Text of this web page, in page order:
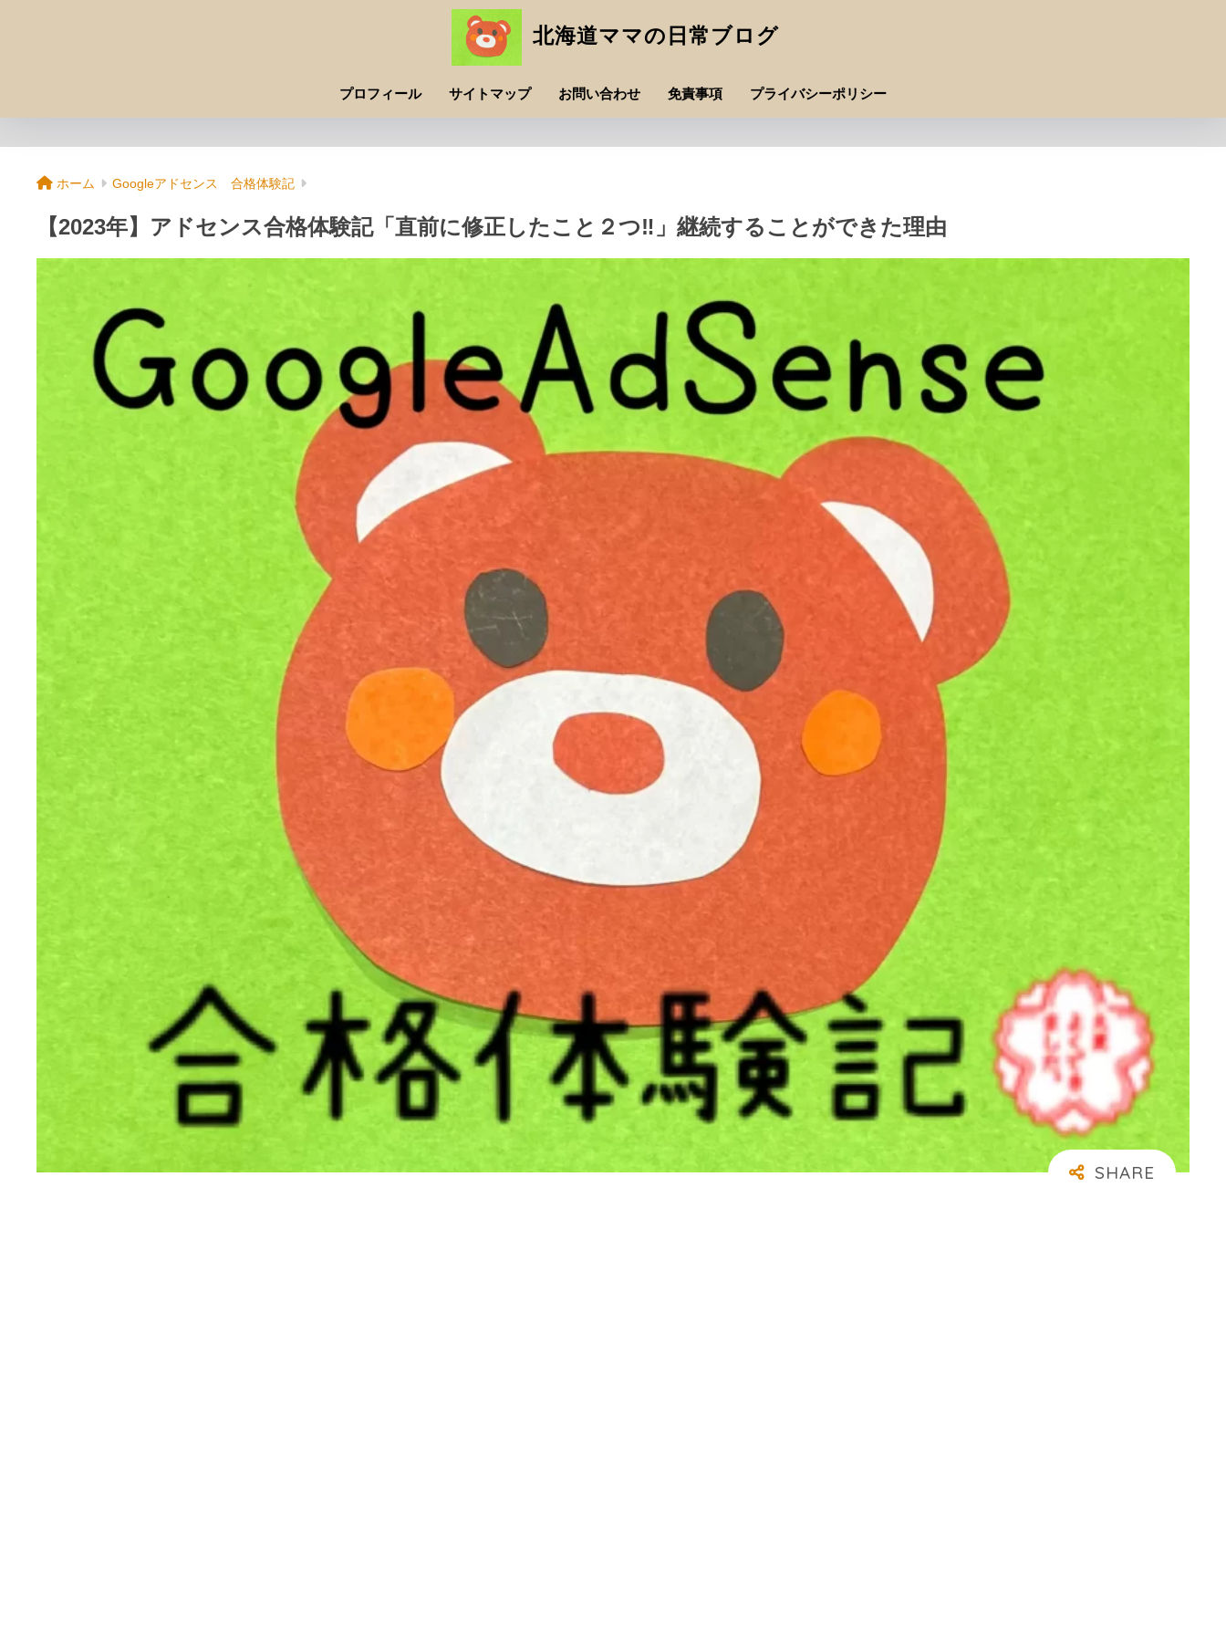
北海道ママの日常ブログ
プロフィール サイトマップ お問い合わせ 免責事項 プライバシーポリシー
ホーム Googleアドセンス 合格体験記
【2023年】アドセンス合格体験記「直前に修正したこと２つ‼」継続することができた理由